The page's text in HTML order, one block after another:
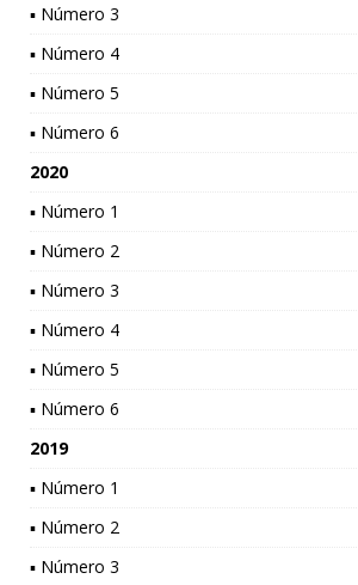
▪ Número 3
▪ Número 4
▪ Número 5
▪ Número 6
2020
▪ Número 1
▪ Número 2
▪ Número 3
▪ Número 4
▪ Número 5
▪ Número 6
2019
▪ Número 1
▪ Número 2
▪ Número 3